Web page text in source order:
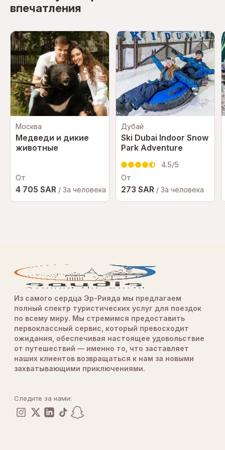
впечатления
Москва
Медведи и дикие
животные
От
4 705 SAR / За человека
Дубай
Ski Dubai Indoor Snow
Park Adventure
4.5/5
От
273 SAR / За человека
Из самого сердца Эр-Рияда мы предлагаем
полный спектр туристических услуг для поездок
по всему миру. Мы стремимся предоставить
первоклассный сервис, который превосходит
ожидания, обеспечивая настоящее удовольствие
от путешествий — именно то, что заставляет
наших клиентов возвращаться к нам за новыми
захватывающими приключениями.
Следите за нами: